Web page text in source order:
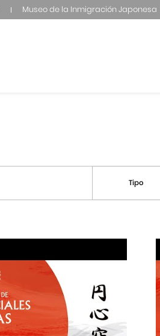
Museo de la Inmigración Japonesa
Tipo